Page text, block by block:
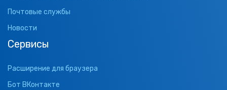
Почтовые службы
Новости
Сервисы
Расширение для браузера
Бот ВКонтакте